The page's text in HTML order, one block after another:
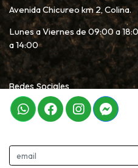
Avenida Chicureo km 2, Colina.
Lunes a Viernes de 09:00 a
a 14:00
Redes Sociales